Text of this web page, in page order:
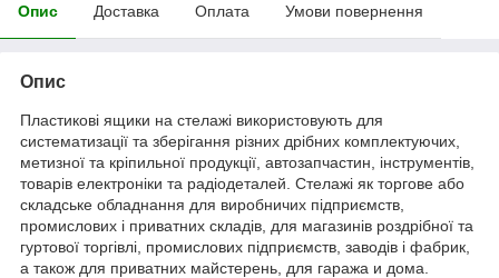
Опис Доставка Оплата Умови повернення
Опис
Пластикові ящики на стелажі використовують для
систематизації та зберігання різних дрібних комплектуючих,
метизної та кріпильної продукції, автозапчастин, інструментів,
товарів електроніки та радіодеталей. Стелажі як торгове або
складське обладнання для виробничих підприємств,
промислових і приватних складів, для магазинів роздрібної та
гуртової торгівлі, промислових підприємств, заводів і фабрик,
а також для приватних майстерень, для гаража и дома.